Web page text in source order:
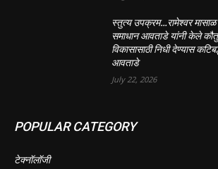
स्तुत्य उपक्रम…रामेश्वर
समाधान आवताडे यांनी केले
विकासासाठी निधी देण्यास
आवताडे
July 22, 2026
POPULAR CATEGORY
टेक्नॉलॉजी